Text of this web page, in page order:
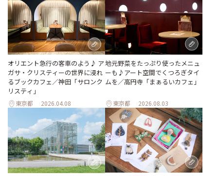
オリエント急行の客車のよう♪ ア
ガサ・クリスティーの世界に浸れ
るブックカフェ／神田「サロンク
リスティ」
東京都 2026.04.08
地元野菜をたっぷり使ったメニュ
ーも♪アート空間でくつろぎタイ
ムを／高円寺「まぁるいカフェ」
東京都 2026.08.03